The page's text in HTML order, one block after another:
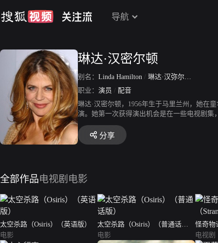
导航
琳达·汉密尔顿
别名： Linda Hamilton / 琳达·汉弥尔顿
职业： 演员 / 配音
琳达·汉密尔顿，1956年生于马里兰州，她在
演。她第一次获得演出机会是在一些电视剧集
电影作品仍不多，观众对她最熟悉的应该要
结者》的续集，第二部《终结者》获得了巨
分享
全部作品电视剧 电影
太空杀路（Osiris）（英语版）
电影
太空杀路（Osiris）（普通话
版）
电影
怪奇物
Things
电视剧